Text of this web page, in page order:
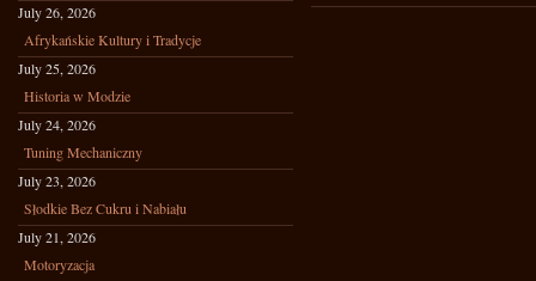
July 26, 2026
Afrykańskie Kultury i Tradycje
July 25, 2026
Historia w Modzie
July 24, 2026
Tuning Mechaniczny
July 23, 2026
Słodkie Bez Cukru i Nabiału
July 21, 2026
Motoryzacja